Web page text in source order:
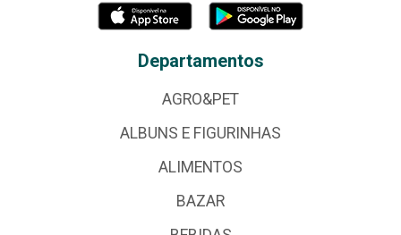
Departamentos
AGRO&PET
ALBUNS E FIGURINHAS
ALIMENTOS
BAZAR